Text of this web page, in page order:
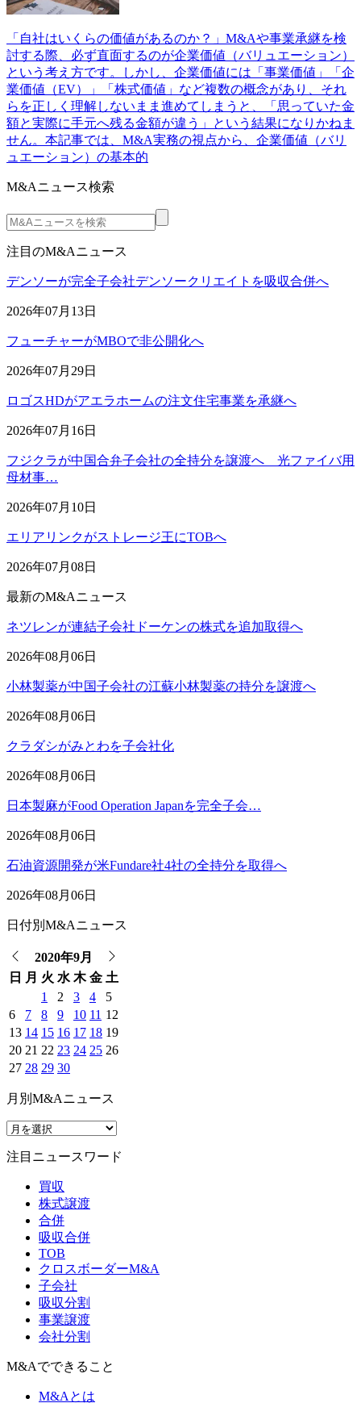
「自社はいくらの価値があるのか？」M&Aや事業承継を検
討する際、必ず直面するのが企業価値（バリュエーション）
という考え方です。しかし、企業価値には「事業価値」「企
業価値（EV）」「株式価値」など複数の概念があり、それ
らを正しく理解しないまま進めてしまうと、「思っていた金
額と実際に手元へ残る金額が違う」という結果になりかねま
せん。本記事では、M&A実務の視点から、企業価値（バリ
ュエーション）の基本的
M&Aニュース検索
注目のM&Aニュース
デンソーが完全子会社デンソークリエイトを吸収合併へ
2026年07月13日
フューチャーがMBOで非公開化へ
2026年07月29日
ロゴスHDがアエラホームの注文住宅事業を承継へ
2026年07月16日
フジクラが中国合弁子会社の全持分を譲渡へ 光ファイバ用
母材事…
2026年07月10日
エリアリンクがストレージ王にTOBへ
2026年07月08日
最新のM&Aニュース
ネツレンが連結子会社ドーケンの株式を追加取得へ
2026年08月06日
小林製薬が中国子会社の江蘇小林製薬の持分を譲渡へ
2026年08月06日
クラダシがみとわを子会社化
2026年08月06日
日本製麻がFood Operation Japanを完全子会…
2026年08月06日
石油資源開発が米Fundare社4社の全持分を取得へ
2026年08月06日
日付別M&Aニュース
2020年9月
日
月 火 水 木 金 土
1
2 3 4
5
6
7 8 9 10 11 12
13 14 15 16 17 18 19
20 21 22 23 24 25 26
27 28 29 30
月別M&Aニュース
注目ニュースワード
買収
株式譲渡
合併
吸収合併
TOB
クロスボーダーM&A
子会社
吸収分割
事業譲渡
会社分割
M&Aでできること
M&Aとは